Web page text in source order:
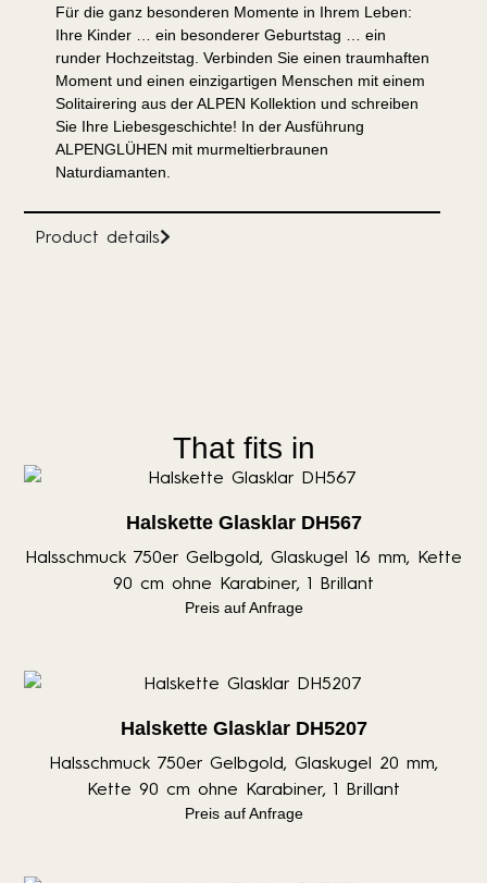
Für die ganz besonderen Momente in Ihrem Leben:
Ihre Kinder … ein besonderer Geburtstag … ein
runder Hochzeitstag. Verbinden Sie einen traumhaften
Moment und einen einzigartigen Menschen mit einem
Solitairering aus der ALPEN Kollektion und schreiben
Sie Ihre Liebesgeschichte! In der Ausführung
ALPENGLÜHEN mit murmeltierbraunen
Naturdiamanten.
Product details
That fits in
Halskette Glasklar DH567
Halsschmuck 750er Gelbgold, Glaskugel 16 mm, Kette
90 cm ohne Karabiner, 1 Brillant
Preis auf Anfrage
Halskette Glasklar DH5207
Halsschmuck 750er Gelbgold, Glaskugel 20 mm,
Kette 90 cm ohne Karabiner, 1 Brillant
Preis auf Anfrage